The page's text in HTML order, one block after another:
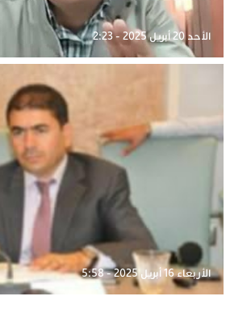
الأحد 20 أبريل 2025 - 2:23
الأربعاء 16 أبريل 2025 - 5:58